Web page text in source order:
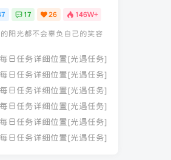
17 26 146W+
阳光都不会辜负自己的笑容
日任务详细位置[光遇任务]
日任务详细位置[光遇任务]
日任务详细位置[光遇任务]
日任务详细位置[光遇任务]
日任务详细位置[光遇任务]
日任务详细位置[光遇任务]